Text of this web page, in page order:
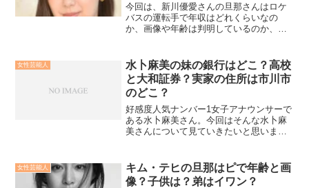
今回は、新川優愛さんの旦那さんはロケ
バスの運転手で年収はどれくらいなの
か、画像や年齢は判明しているのか、馴
してみました！
女性芸能人
水卜麻美の妹の銀行はどこ？高校
と大和証券？実家の住所は市川市
のどこ？
好感度人気ナンバー1女子アナウンサーで
ある水卜麻美さん。今回はそんな水卜麻
美さんについて見ていきたいと思いま
女性芸能人
キム・テヒの旦那はピで年齢と画
像？子供は？弟はイワン？